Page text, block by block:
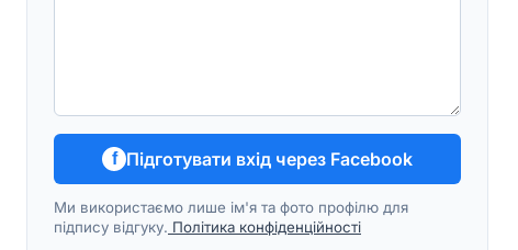
f Підготувати вхід через Facebook
Ми використаємо лише ім'я та фото профілю для
підпису відгуку. Політика конфіденційності